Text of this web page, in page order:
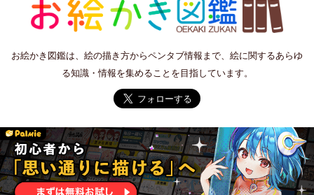
お絵かき図鑑は、絵の描き方からペンタブ情報まで、絵に関するあらゆ
る知識・情報を集めることを目指しています。